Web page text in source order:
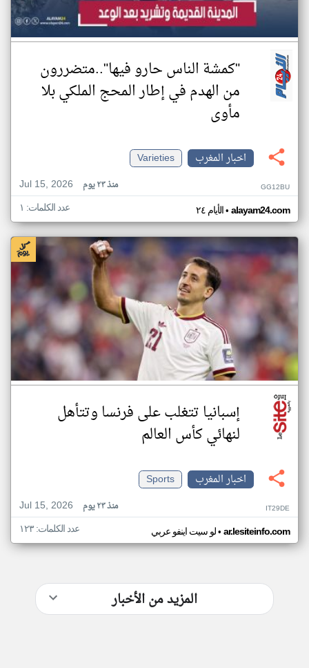
"كمشة الناس حارو فيها"..متضررون
من الهدم في إطار المحج الملكي بلا
مأوى
اخبار المغرب
Varieties
Jul 15, 2026
منذ ٢٣ يوم GG12BU
الأيام ٢٤• alayam24.com عدد الكلمات: ١
إسبانيا تتغلب على فرنسا وتتأهل
لنهائي كأس العالم
اخبار المغرب
Sports
Jul 15, 2026
منذ ٢٣ يوم IT29DE
لو سيت اينفو عربي• ar.lesiteinfo.com عدد الكلمات: ١٢٣
المزيد من الأخبار